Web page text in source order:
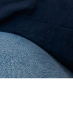
れ、厚生労働省の